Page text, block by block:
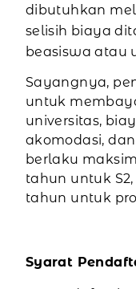
dibutuhkan
selisih biaya
beasiswa atau
Sayangnya,
untuk
universitas,
akomodasi,
berlaku
tahun untuk
tahun untuk
Syarat